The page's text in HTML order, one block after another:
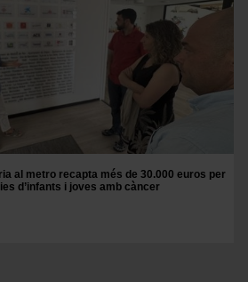
al metro recapta més de 30.000 euros per
d’infants i joves amb càncer